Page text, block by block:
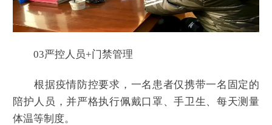
03严控人员+门禁管理
根据疫情防控要求，一名患者仅携带一名固定的
陪护人员，并严格执行佩戴口罩、手卫生、每天测量
体温等制度。